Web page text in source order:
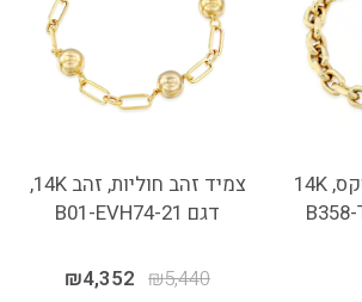
צמיד חוליות יוניסקס, 14K
צמיד זהב חוליות, זהב 14K,
דגם B01-EVH74-21
₪5,440
₪4,352